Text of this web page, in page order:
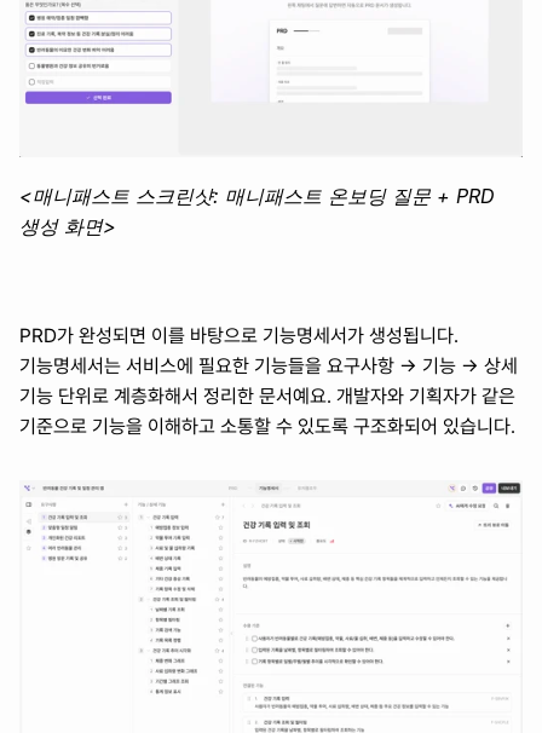
<매니패스트 스크린샷: 매니패스트 온보딩 질문 + PRD
생성 화면>
PRD가 완성되면 이를 바탕으로 기능명세서가 생성됩니다.
기능명세서는 서비스에 필요한 기능들을 요구사항 → 기능 → 상세
기능 단위로 계층화해서 정리한 문서예요. 개발자와 기획자가 같은
기준으로 기능을 이해하고 소통할 수 있도록 구조화되어 있습니다.